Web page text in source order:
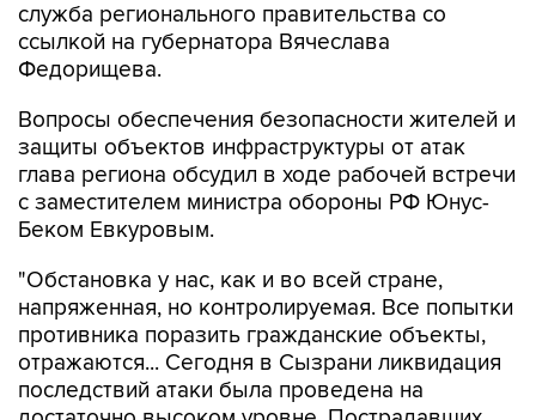
служба регионального правительства со
ссылкой на губернатора Вячеслава
Федорищева.
Вопросы обеспечения безопасности жителей и
защиты объектов инфраструктуры от атак
глава региона обсудил в ходе рабочей встречи
с заместителем министра обороны РФ Юнус-
Беком Евкуровым.
"Обстановка у нас, как и во всей стране,
напряженная, но контролируемая. Все попытки
противника поразить гражданские объекты,
отражаются... Сегодня в Сызрани ликвидация
последствий атаки была проведена на